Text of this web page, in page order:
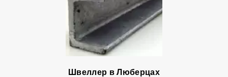
Швеллер в Люберцах